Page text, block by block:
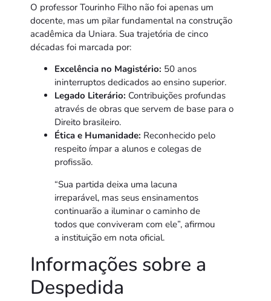
O professor Tourinho Filho não foi apenas um
docente, mas um pilar fundamental na construção
acadêmica da Uniara. Sua trajetória de cinco
décadas foi marcada por:
Excelência no Magistério: 50 anos
ininterruptos dedicados ao ensino superior.
Legado Literário: Contribuições profundas
através de obras que servem de base para o
Direito brasileiro.
Ética e Humanidade: Reconhecido pelo
respeito ímpar a alunos e colegas de
profissão.
“Sua partida deixa uma lacuna
irreparável, mas seus ensinamentos
continuarão a iluminar o caminho de
todos que conviveram com ele”, afirmou
a instituição em nota oficial.
Informações sobre a
Despedida